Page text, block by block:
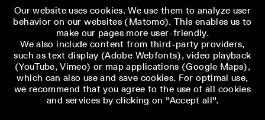
Our website uses cookies. We use them to analyze user
behavior on our websites (Matomo). This enables us to
make our pages more user-friendly.
We also include content from third-party providers,
such as text display (Adobe Webfonts), video playback
(YouTube, Vimeo) or map applications (Google Maps),
which can also use and save cookies. For optimal use,
we recommend that you agree to the use of all cookies
and services by clicking on "Accept all".